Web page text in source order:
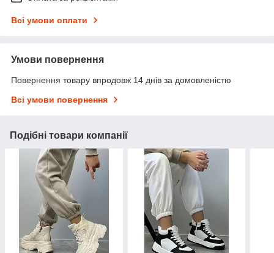
Всі умови оплати
Умови повернення
Повернення товару впродовж 14 днів за домовленістю
Всі умови повернення
Подібні товари компанії